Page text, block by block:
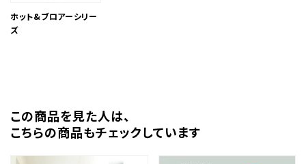
ホット&ブロアーシリー
ズ
この商品を⾒た⼈は、
こちらの商品もチェックしています